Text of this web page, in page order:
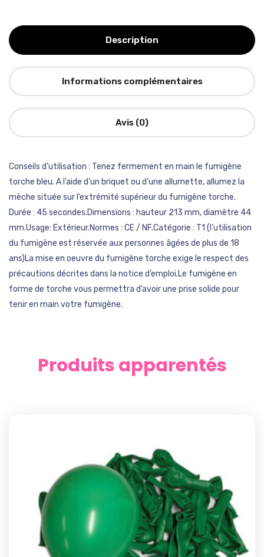
Description
Informations complémentaires
Avis (0)
Conseils d’utilisation : Tenez fermement en main le fumigène
torche bleu. A l’aide d’un briquet ou d’une allumette, allumez la
mèche située sur l’extrémité supérieur du fumigène torche.
Durée : 45 secondes.Dimensions : hauteur 213 mm, diamètre 44
mm.Usage: Extérieur.Normes : CE / NF.Catégorie : T1 (l’utilisation
du fumigène est réservée aux personnes âgées de plus de 18
ans)La mise en oeuvre du fumigène torche exige le respect des
précautions décrites dans la notice d’emploi.Le fumigène en
forme de torche vous permettra d’avoir une prise solide pour
tenir en main votre fumigène.
Produits apparentés